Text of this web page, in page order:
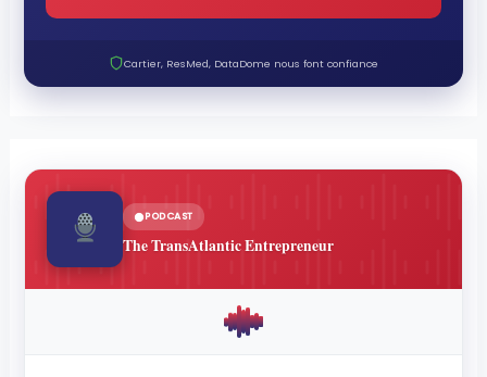
Cartier, ResMed, DataDome nous font confiance
PODCAST
The TransAtlantic Entrepreneur